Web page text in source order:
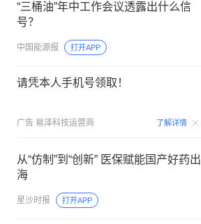
“三桶油”年中工作会议透露出什么信
号？
中国能源报 打开APP
请凭本人手机号领取！
广告 易泽科技运营商 了解详情
从“仿制”到“创新” 医保赋能国产好药出
海
星沙时报 打开APP